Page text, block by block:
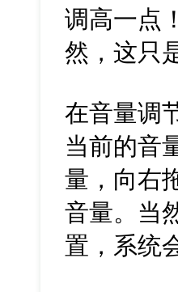
调高一点
然，这只
在音量调
当前的音
量，向右
音量。当
置，系统